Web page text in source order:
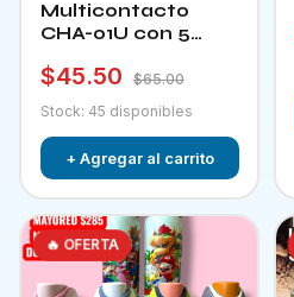
Multicontacto
CHA-01U con 5
puertos usb e
$45.50
$65.00
Stock: 45 disponibles
+ Agregar al carrito
🔥 OFERTA